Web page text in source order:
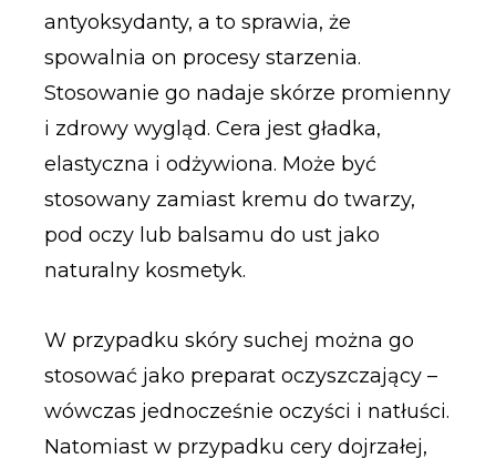
antyoksydanty, a to sprawia, że
spowalnia on procesy starzenia.
Stosowanie go nadaje skórze promienny
i zdrowy wygląd. Cera jest gładka,
elastyczna i odżywiona. Może być
stosowany zamiast kremu do twarzy,
pod oczy lub balsamu do ust jako
naturalny kosmetyk.
W przypadku skóry suchej można go
stosować jako preparat oczyszczający –
wówczas jednocześnie oczyści i natłuści.
Natomiast w przypadku cery dojrzałej,